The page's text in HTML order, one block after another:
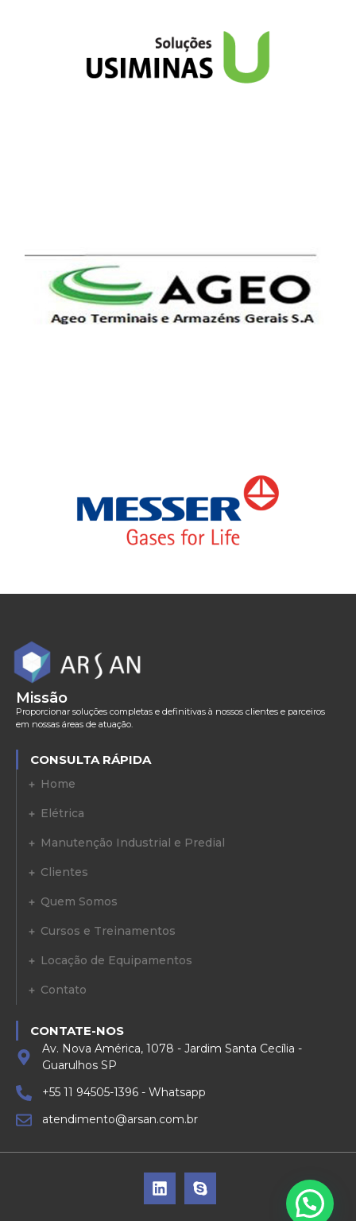
Missão
Proporcionar soluções completas e definitivas à nossos clientes e parceiros
em nossas áreas de atuação.
CONSULTA RÁPIDA
Home
Elétrica
Manutenção Industrial e Predial
Clientes
Quem Somos
Cursos e Treinamentos
Locação de Equipamentos
Contato
CONTATE-NOS
Av. Nova América, 1078 - Jardim Santa Cecília -
Guarulhos SP
+55 11 94505-1396 - Whatsapp
atendimento@arsan.com.br